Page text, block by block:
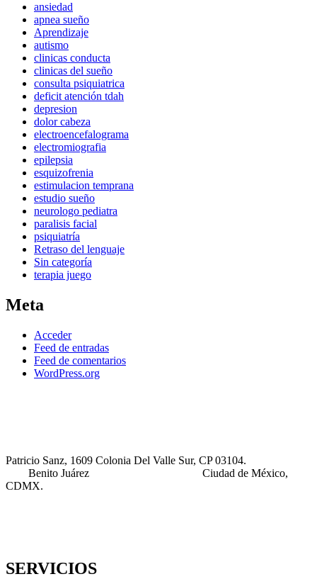
ansiedad
apnea sueño
Aprendizaje
autismo
clinicas conducta
clinicas del sueño
consulta psiquiatrica
deficit atención tdah
depresion
dolor cabeza
electroencefalograma
electromiografia
epilepsia
esquizofrenia
estimulacion temprana
estudio sueño
neurologo pediatra
paralisis facial
psiquiatría
Retraso del lenguaje
Sin categoría
terapia juego
Meta
Acceder
Feed de entradas
Feed de comentarios
WordPress.org
Patricio Sanz, 1609 Colonia Del Valle Sur, CP 03104.
Benito Juárez Ciudad de México,
CDMX.
SERVICIOS